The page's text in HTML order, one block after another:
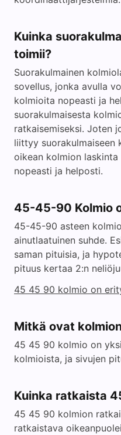
Kuinka
toimii?
Suorakulmainen
sovellus, jonka avulla
kolmioita nopeasti ja
suorakulmaisesta
ratkaisemiseksi. Joten
liittyy suorakulmaiseen
oikean kolmion laskinta
nopeasti ja helposti.
45-45-90 Kolmio
45-45-90 asteen
ainutlaatuinen suhde.
saman pituisia, ja
pituus kertaa 2:n
45 45 90 kolmio on
Mitkä ovat
45 45 90 kolmio on
kolmioista, ja sivujen
Kuinka ratkaista
45 45 90 kolmion
ratkaistava